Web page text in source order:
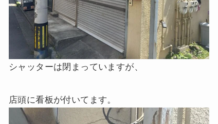
シャッターは閉まっていますが、
店頭に看板が付いてます。